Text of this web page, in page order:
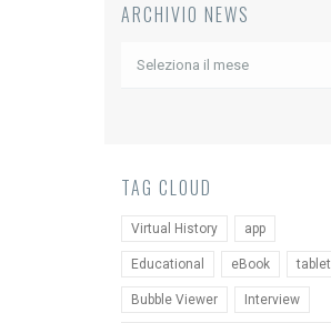
ARCHIVIO NEWS
Archivio
TAG CLOUD
Virtual History app
Educational eBook tablet
Bubble Viewer Interview